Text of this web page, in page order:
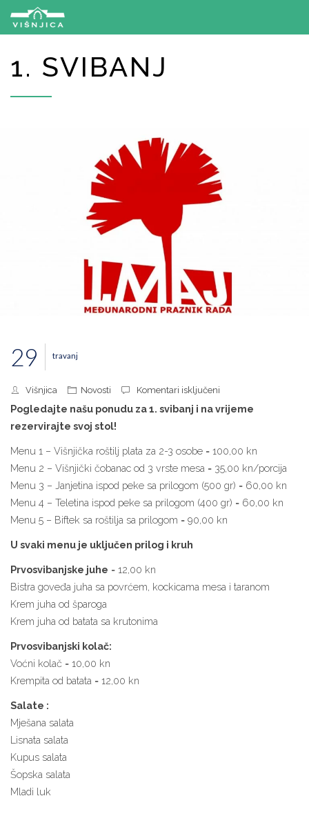
1. SVIBANJ
travanj
29
Višnjica Novosti Komentari isključeni
svibanj
Pogledajte našu ponudu za 1. svibanj i na vrijeme
rezervirajte svoj stol!
Menu 1 – Višnjička roštilj plata za 2-3 osobe = 100,00 kn
Menu 2 – Višnjički čobanac od 3 vrste mesa = 35,00 kn/porcija
Menu 3 – Janjetina ispod peke sa prilogom (500 gr) = 60,00 kn
Menu 4 – Teletina ispod peke sa prilogom (400 gr) = 60,00 kn
Menu 5 – Biftek sa roštilja sa prilogom = 90,00 kn
U svaki menu je uključen prilog i kruh
Prvosvibanjske juhe = 12,00 kn
Bistra goveđa juha sa povrćem, kockicama mesa i taranom
Krem juha od šparoga
Krem juha od batata sa krutonima
Prvosvibanjski kolač:
Voćni kolač = 10,00 kn
Krempita od batata = 12,00 kn
Salate :
Mješana salata
Lisnata salata
Kupus salata
Šopska salata
Mladi luk